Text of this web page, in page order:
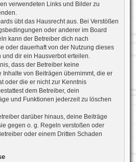
verwendeten Links und Bilder zu
übt das Hausrecht aus. Bei Verstößen
oder anderer im Board
kann der Betreiber dich nach
oder dauerhaft von der Nutzung dieses
und dir ein Hausverbot erteilen.
dass der Betreiber keine
Inhalte von Beiträgen übernimmt, die er
oder die er nicht zur Kenntnis
dem Betreiber, dein
und Funktionen jederzeit zu löschen
darüber hinaus, deine Beiträge
gegen o. g. Regeln verstoßen oder
oder einem Dritten Schaden